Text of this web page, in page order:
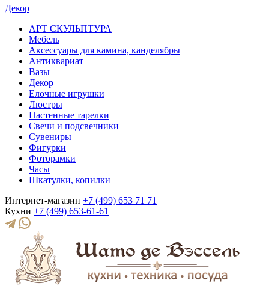
Декор
АРТ СКУЛЬПТУРА
Мебель
Аксессуары для камина, канделябры
Антиквариат
Вазы
Декор
Елочные игрушки
Люстры
Настенные тарелки
Свечи и подсвечники
Сувениры
Фигурки
Фоторамки
Часы
Шкатулки, копилки
Интернет-магазин +7 (499) 653 71 71
Кухни +7 (499) 653-61-61